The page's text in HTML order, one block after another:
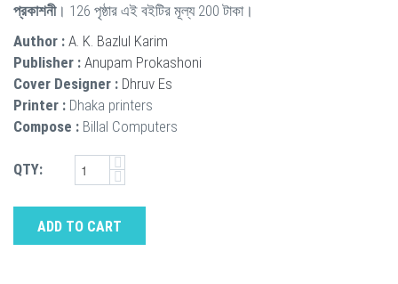
প্রকাশনী। 126 পৃষ্ঠার এই বইটির মূল্য 200 টাকা।
Author : A. K. Bazlul Karim
Publisher : Anupam Prokashoni
Cover Designer : Dhruv Es
Printer : Dhaka printers
Compose : Billal Computers
QTY:
ADD TO CART